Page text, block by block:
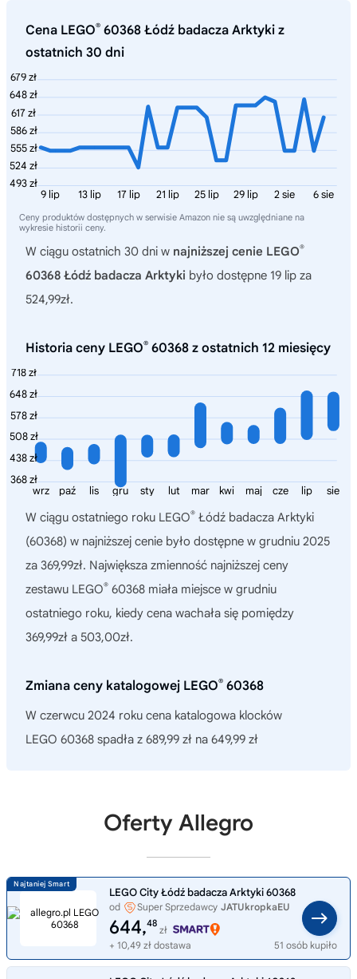
Cena LEGO® 60368 Łódź badacza Arktyki z
ostatnich 30 dni
679 zł
648 zł
617 zł
586 zł
555 zł
524 zł
493 zł
6 sie
2 sie
29 lip
25 lip
21 lip
17 lip
13 lip
9 lip
Ceny produktów dostępnych w serwisie Amazon nie są uwzględniane na
wykresie historii ceny.
W ciągu ostatnich 30 dni w najniższej cenie LEGO®
60368 Łódź badacza Arktyki było dostępne 19 lip za
524,99zł.
Historia ceny LEGO® 60368 z ostatnich 12 miesięcy
718 zł
648 zł
578 zł
508 zł
438 zł
368 zł
sie
lip
cze
maj
kwi
mar
lut
sty
gru
lis
paź
wrz
W ciągu ostatniego roku LEGO® Łódź badacza Arktyki
(60368) w najniższej cenie było dostępne w grudniu 2025
za 369,99zł. Największa zmienność najniższej ceny
zestawu LEGO® 60368 miała miejsce w grudniu
ostatniego roku, kiedy cena wachała się pomiędzy
369,99zł a 503,00zł.
Zmiana ceny katalogowej LEGO® 60368
W czerwcu 2024 roku cena katalogowa klocków
LEGO 60368 spadła z 689,99 zł na 649,99 zł
Oferty Allegro
LEGO City Łódź badacza Arktyki 60368
od Super Sprzedawcy JATUkropkaEU
644,48
zł
+ 10,49 zł dostawa
51 osób kupiło